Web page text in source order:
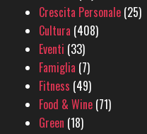
Crescita Personale (25)
Cultura (408)
Eventi (33)
Famiglia (7)
Fitness (49)
Food & Wine (71)
Green (18)